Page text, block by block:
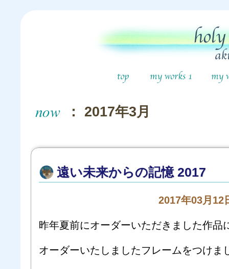
： 2017年3月
遠い未来からの記憶 2017
2017年03月12
昨年夏前にオーダーいただきました作品
オーダーいたしましたフレームをつけま